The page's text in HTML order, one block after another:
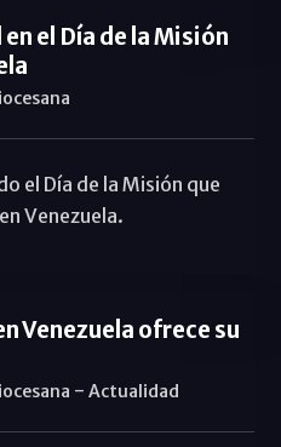
el Día de la Misión
el Día de la Misión que
Venezuela.
Venezuela ofrece su
- Actualidad